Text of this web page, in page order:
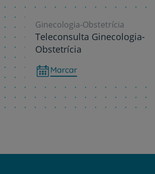
Ginecologia-Obstetrícia
Teleconsulta Ginecologia-
Obstetrícia
Marcar